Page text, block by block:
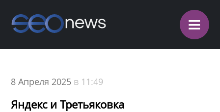
≡
8 Апреля 2025 в 11:49
Яндекс и Третьяковка